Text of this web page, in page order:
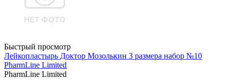
Быстрый просмотр
Лейкопластырь Доктор Мозолькин 3 размера набор №10
PharmLine Limited
PharmLine Limited